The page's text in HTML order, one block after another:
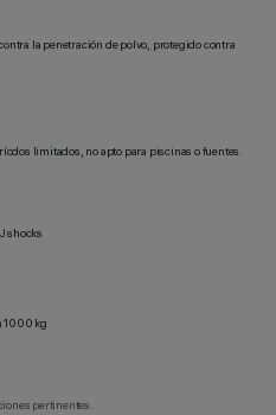
la penetración de polvo, protegido contra
limitados, no apto para piscinas o fuentes.
shocks
1000 kg
pertinentes.